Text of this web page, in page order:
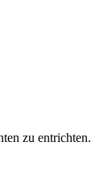
zu entrichten.